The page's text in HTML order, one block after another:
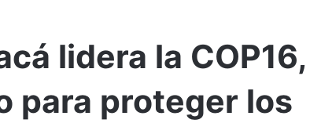
lidera la COP16,
para proteger los